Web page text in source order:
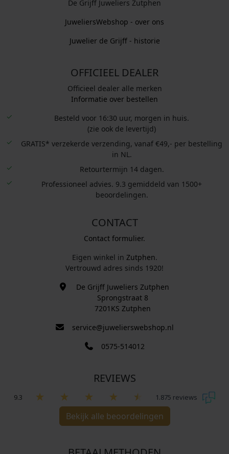
De Grijff Juweliers Zutphen
JuweliersWebshop - over ons
Juwelier de Grijff - historie
OFFICIEEL DEALER
Officieel dealer alle merken
Informatie over bestellen
Besteld voor 16:30 uur, morgen in huis.
(zie ook de levertijd)
GRATIS* verzekerde verzending, vanaf €49,- per bestelling
in NL.
Retourtermijn 14 dagen.
Professioneel advies. 9.3 gemiddeld van 1500+
beoordelingen.
CONTACT
Contact formulier.
Eigen winkel in Zutphen.
Vertrouwd adres sinds 1920!
De Grijff Juweliers Zutphen
Sprongstraat 8
7201KS Zutphen
service@juwelierswebshop.nl
0575-514012
REVIEWS
9.3 1.875 reviews
Bekijk alle beoordelingen